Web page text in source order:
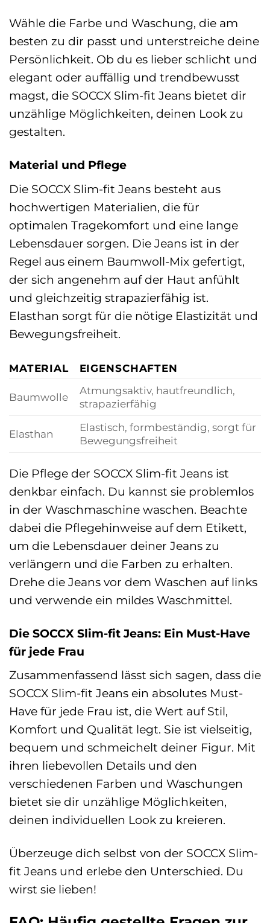
Wähle die Farbe und Waschung, die am
besten zu dir passt und unterstreiche deine
Persönlichkeit. Ob du es lieber schlicht und
elegant oder auffällig und trendbewusst
magst, die SOCCX Slim-fit Jeans bietet dir
unzählige Möglichkeiten, deinen Look zu
gestalten.
Material und Pflege
Die SOCCX Slim-fit Jeans besteht aus
hochwertigen Materialien, die für
optimalen Tragekomfort und eine lange
Lebensdauer sorgen. Die Jeans ist in der
Regel aus einem Baumwoll-Mix gefertigt,
der sich angenehm auf der Haut anfühlt
und gleichzeitig strapazierfähig ist.
Elasthan sorgt für die nötige Elastizität und
Bewegungsfreiheit.
MATERIAL EIGENSCHAFTEN
Baumwolle
Atmungsaktiv, hautfreundlich,
strapazierfähig
Elasthan
Elastisch, formbeständig, sorgt für
Bewegungsfreiheit
Die Pflege der SOCCX Slim-fit Jeans ist
denkbar einfach. Du kannst sie problemlos
in der Waschmaschine waschen. Beachte
dabei die Pflegehinweise auf dem Etikett,
um die Lebensdauer deiner Jeans zu
verlängern und die Farben zu erhalten.
Drehe die Jeans vor dem Waschen auf links
und verwende ein mildes Waschmittel.
Die SOCCX Slim-fit Jeans: Ein Must-Have
für jede Frau
Zusammenfassend lässt sich sagen, dass die
SOCCX Slim-fit Jeans ein absolutes Must-
Have für jede Frau ist, die Wert auf Stil,
Komfort und Qualität legt. Sie ist vielseitig,
bequem und schmeichelt deiner Figur. Mit
ihren liebevollen Details und den
verschiedenen Farben und Waschungen
bietet sie dir unzählige Möglichkeiten,
deinen individuellen Look zu kreieren.
Überzeuge dich selbst von der SOCCX Slim-
fit Jeans und erlebe den Unterschied. Du
wirst sie lieben!